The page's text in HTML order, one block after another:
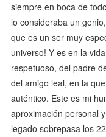
siempre en boca de
lo consideraba un
que es un ser muy
universo! Y es en la
respetuoso, del padre
del amigo leal, en la
auténtico. Este es mi
aproximación personal
legado sobrepasa los